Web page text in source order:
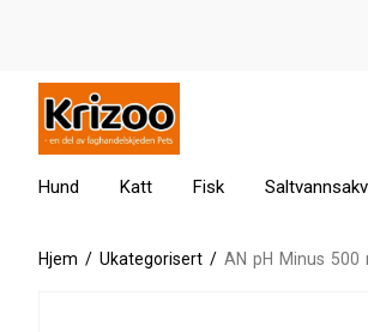
Hund Katt Fisk
Hjem / Ukategorisert / AN pH Minus 500